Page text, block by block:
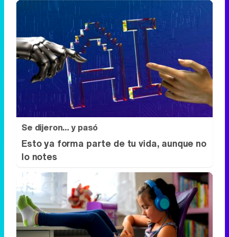
Se dijeron… y pasó
Esto ya forma parte de tu vida, aunque no
lo notes
Tu memoria y la música